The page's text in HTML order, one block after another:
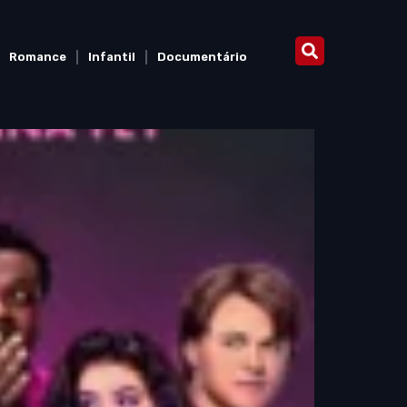
Romance Infantil Documentário